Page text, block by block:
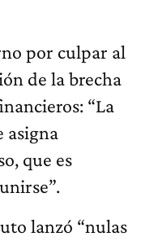
por culpar al
de la brecha
“La
asigna
que es
lanzó “nulas